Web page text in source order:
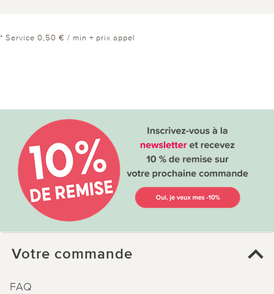
* Service 0,50 € / min + prix appel
Votre commande
FAQ